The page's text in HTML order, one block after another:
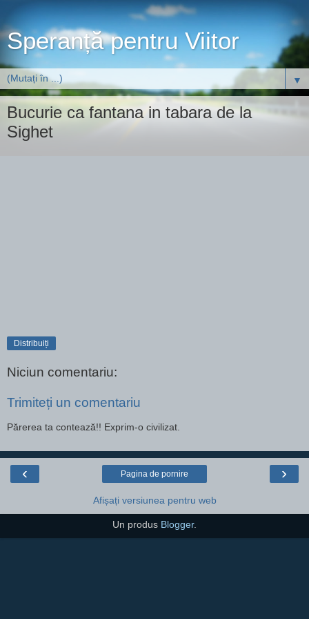
Speranță pentru Viitor
▼
Bucurie ca fantana in tabara de la
Sighet
Distribuiți
Niciun comentariu:
Trimiteți un comentariu
Părerea ta contează!! Exprim-o civilizat.
‹ ›
Pagina de pornire
Afișați versiunea pentru web
Un produs Blogger.